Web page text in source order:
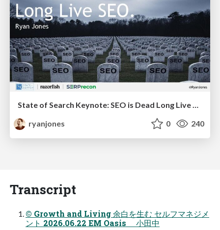
ryanjones
0 240
Transcript
© Growth and Living 余白を生む セルフマネジメ
ント 2026.06.22 EM Oasis 小田中